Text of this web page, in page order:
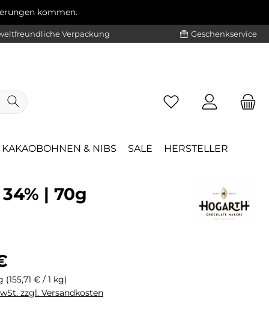
kommen.
Verpackung Geschenkservice
KAKAOBOHNEN & NIBS SALE HERSTELLER
| 70g
(155,71 € / 1 kg)
zzgl. Versandkosten